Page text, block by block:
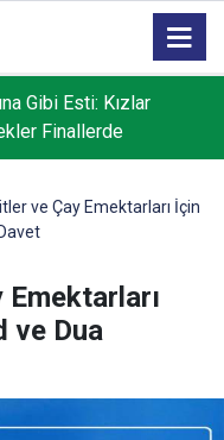
Gibi Esti: Kızlar
Finallerde
ve Çay Emektarları İçin
ve Dua